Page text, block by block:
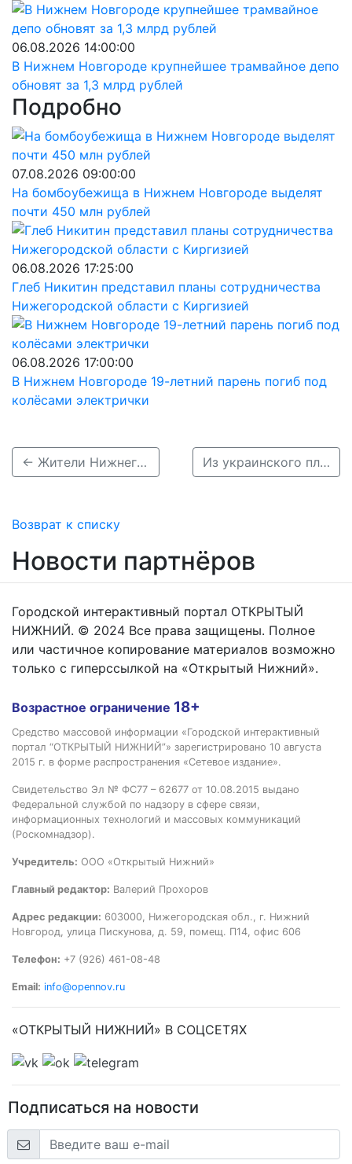
06.08.2026 14:00:00
В Нижнем Новгороде крупнейшее трамвайное депо
обновят за 1,3 млрд рублей
Подробно
07.08.2026 09:00:00
На бомбоубежища в Нижнем Новгороде выделят
почти 450 млн рублей
06.08.2026 17:25:00
Глеб Никитин представил планы сотрудничества
Нижегородской области с Киргизией
06.08.2026 17:00:00
В Нижнем Новгороде 19-летний парень погиб под
колёсами электрички
← Жители Нижнего Новгорода увидят редкое полнолуние в ночь на 8 октября Из украинского плена вернулся нижегородец, проведший в заключении три года →
Возврат к списку
Новости партнёров
Городской интерактивный портал ОТКРЫТЫЙ
НИЖНИЙ. © 2024 Все права защищены. Полное
или частичное копирование материалов возможно
только с гиперссылкой на «Открытый Нижний».
Возрастное ограничение 18+
Средство массовой информации «Городской интерактивный
портал “ОТКРЫТЫЙ НИЖНИЙ”» зарегистрировано 10 августа
2015 г. в форме распространения «Сетевое издание».
Свидетельство Эл № ФС77 – 62677 от 10.08.2015 выдано
Федеральной службой по надзору в сфере связи,
информационных технологий и массовых коммуникаций
(Роскомнадзор).
Учредитель: ООО «Открытый Нижний»
Главный редактор: Валерий Прохоров
Адрес редакции: 603000, Нижегородская обл., г. Нижний
Новгород, улица Пискунова, д. 59, помещ. П14, офис 606
Телефон: +7 (926) 461-08-48
Email: info@opennov.ru
«ОТКРЫТЫЙ НИЖНИЙ» В СОЦСЕТЯХ
Подписаться на новости